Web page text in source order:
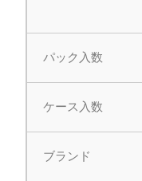
パック入数
ケース入数
ブランド